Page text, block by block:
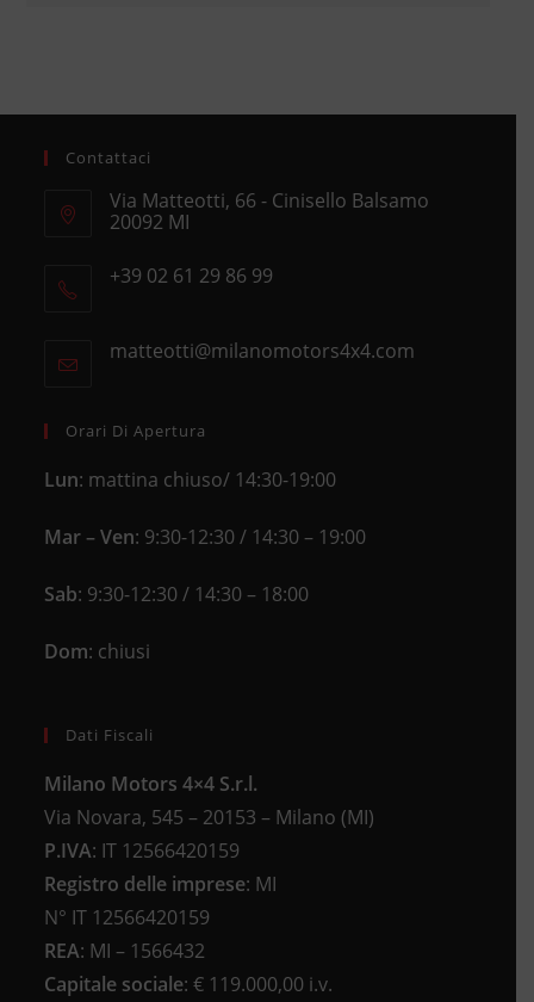
Contattaci
Via Matteotti, 66 - Cinisello Balsamo
20092 MI
in
+39 02 61 29 86 99
your
matteotti@milanomotors4x4.comOpens
Orari Di Apertura
Lun: mattina chiuso/ 14:30-19:00
Mar – Ven: 9:30-12:30 / 14:30 – 19:00
Sab: 9:30-12:30 / 14:30 – 18:00
Dom: chiusi
Dati Fiscali
Milano Motors 4×4 S.r.l.
Via Novara, 545 – 20153 – Milano (MI)
P.IVA: IT 12566420159
Registro delle imprese: MI
N° IT 12566420159
REA: MI – 1566432
Capitale sociale: € 119.000,00 i.v.